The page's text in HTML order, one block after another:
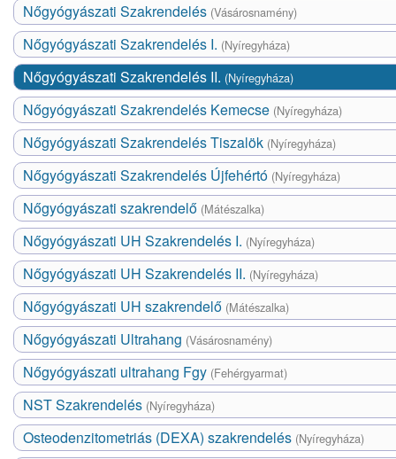
Nőgyógyászati Szakrendelés (Vásárosnamény)
Nőgyógyászati Szakrendelés I. (Nyíregyháza)
Nőgyógyászati Szakrendelés II. (Nyíregyháza)
Nőgyógyászati Szakrendelés Kemecse (Nyíregyháza)
Nőgyógyászati Szakrendelés Tiszalök (Nyíregyháza)
Nőgyógyászati Szakrendelés Újfehértó (Nyíregyháza)
Nőgyógyászati szakrendelő (Mátészalka)
Nőgyógyászati UH Szakrendelés I. (Nyíregyháza)
Nőgyógyászati UH Szakrendelés II. (Nyíregyháza)
Nőgyógyászati UH szakrendelő (Mátészalka)
Nőgyógyászati Ultrahang (Vásárosnamény)
Nőgyógyászati ultrahang Fgy (Fehérgyarmat)
NST Szakrendelés (Nyíregyháza)
Osteodenzitometriás (DEXA) szakrendelés (Nyíregyháza)